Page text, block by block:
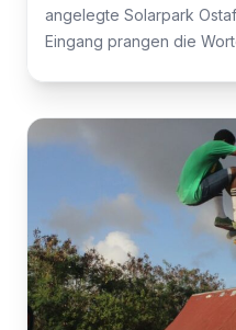
angelegte Solarpark
Eingang prangen die